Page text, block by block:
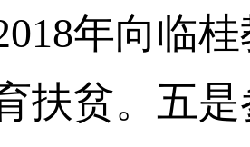
年向临
扶贫。五